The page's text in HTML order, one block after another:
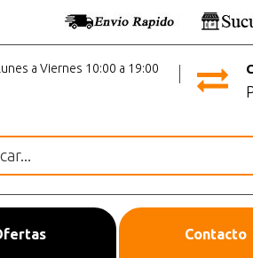
a Viernes 10:00 a 19:00
Contacto